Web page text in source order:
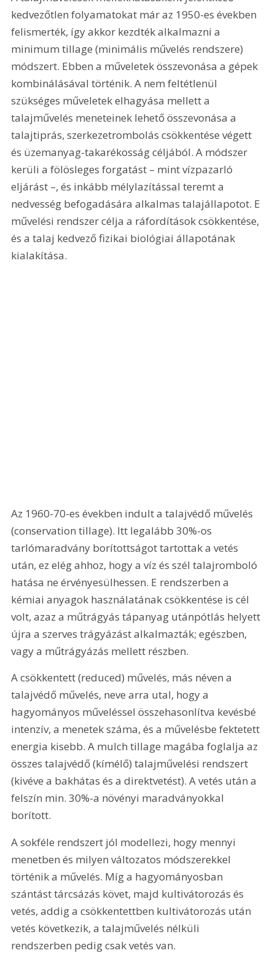
kedvezőtlen folyamatokat már az 1950-es években
felismerték, így akkor kezdték alkalmazni a
minimum tillage (minimális művelés rendszere)
módszert. Ebben a műveletek összevonása a gépek
kombinálásával történik. A nem feltétlenül
szükséges műveletek elhagyása mellett a
talajművelés meneteinek lehető összevonása a
talajtiprás, szerkezetrombolás csökkentése végett
és üzemanyag-takarékosság céljából. A módszer
kerüli a fölösleges forgatást – mint vízpazarló
eljárást –, és inkább mélylazítással teremt a
nedvesség befogadására alkalmas talajállapotot. E
művelési rendszer célja a ráfordítások csökkentése,
és a talaj kedvező fizikai biológiai állapotának
kialakítása.
Az 1960-70-es években indult a talajvédő művelés
(conservation tillage). Itt legalább 30%-os
tarlómaradvány borítottságot tartottak a vetés
után, ez elég ahhoz, hogy a víz és szél talajromboló
hatása ne érvényesülhessen. E rendszerben a
kémiai anyagok használatának csökkentése is cél
volt, azaz a műtrágyás tápanyag utánpótlás helyett
újra a szerves trágyázást alkalmazták; egészben,
vagy a műtrágyázás mellett részben.
A csökkentett (reduced) művelés, más néven a
talajvédő művelés, neve arra utal, hogy a
hagyományos műveléssel összehasonlítva kevésbé
intenzív, a menetek száma, és a művelésbe fektetett
energia kisebb. A mulch tillage magába foglalja az
összes talajvédő (kímélő) talajművelési rendszert
(kivéve a bakhátas és a direktvetést). A vetés után a
felszín min. 30%-a növényi maradványokkal
borított.
A sokféle rendszert jól modellezi, hogy mennyi
menetben és milyen változatos módszerekkel
történik a művelés. Míg a hagyományosban
szántást tárcsázás követ, majd kultivátorozás és
vetés, addig a csökkentettben kultivátorozás után
vetés következik, a talajművelés nélküli
rendszerben pedig csak vetés van.